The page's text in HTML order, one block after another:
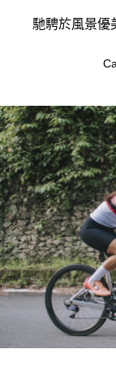
馳騁於風景優